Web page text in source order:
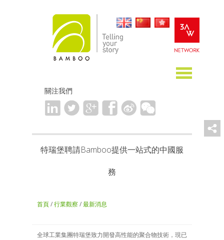
關注我們
特瑞堡聘請Bamboo提供一站式的中國服
務
首頁/行業觀察 /最新消息
全球工業集團特瑞堡致力開發高性能的聚合物技術，現已